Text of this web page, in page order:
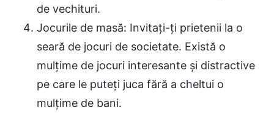
de vechituri.
Jocurile de masă: Invitați-ți prietenii la o
seară de jocuri de societate. Există o
mulțime de jocuri interesante și distractive
pe care le puteți juca fără a cheltui o
mulțime de bani.